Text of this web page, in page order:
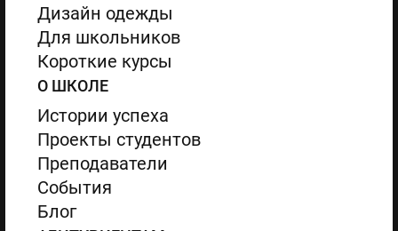
Дизайн одежды
Для школьников
Короткие курсы
О ШКОЛЕ
Истории успеха
Проекты студентов
Преподаватели
События
Блог